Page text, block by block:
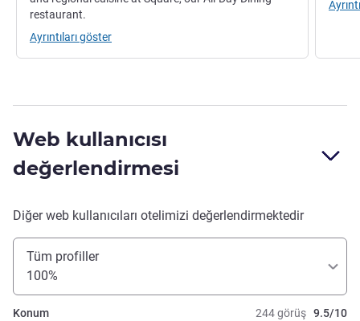
restaurant.
Ayrıntıları göster
Web kullanıcısı
değerlendirmesi
Diğer web kullanıcıları otelimizi değerlendirmektedir
Tüm profiller
100%
244 görüş 9.5/10
Konum